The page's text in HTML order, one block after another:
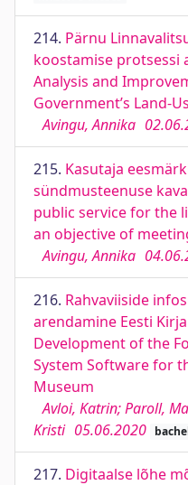
214. Pärnu
koostamise protsessi
Analysis and
Government’s Land-
Avingu, Annika
215. Kasutaja
sündmusteenuse
public service for the
an objective of
Avingu, Annika
216. Rahvaviiside
arendamine Eesti
Development of the
System Software for
Museum
Avloi, Katrin; Paroll,
Kristi 05.06.2020
217. Digitaalse lõhe